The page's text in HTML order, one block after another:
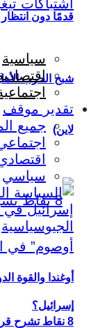
شبح الحرب
لاين)
8 نقاط تشرح
قدمًا دون انتظار
سياسية
اقتصادية
اجتماعية
تقدير موقف
جميع
اجتماعي
اقتصادي
سياسي
أوغندا والقوة
إسرائيل؟